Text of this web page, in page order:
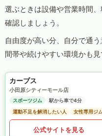
選ぶときは設備や営業時間
確認しましょう。
自由度が高い分、自分で通
間帯や続けやすい環境かも見
カーブス
小田原シティーモール店
スポーツジム
駅から車で4分
運動不足を解消したい人
女性専用ジ
公式サイトを見る